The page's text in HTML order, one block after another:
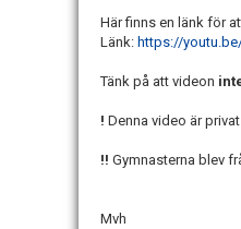
Här finns en länk för
Länk: https://
Tänk på att videon
! Denna video är
!! Gymnasterna blev
Mvh